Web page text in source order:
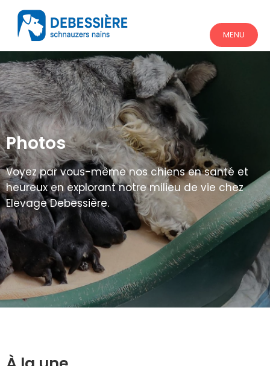
MENU
Photos
Voyez par vous-même nos chiens en santé et
heureux en explorant notre milieu de vie chez
Elevage Debessière.